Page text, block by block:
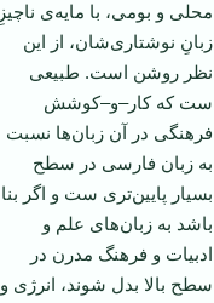
محلی و بومی، با مایه‌ی ناچیزِ
زبانِ نوشتاری‌شان، از این
نظر روشن است. طبیعی
ست كه كار–و–كوشش
فرهنگی در آن زبان‌ها نسبت
به زبان فارسی در سطح
بسیار پایین‌تری ست و اگر بنا
باشد به زبان‌های علم و
ادبیات و فرهنگ مدرن در
سطح بالا بدل شوند، انرژی و